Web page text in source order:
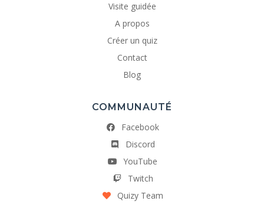
Visite guidée
A propos
Créer un quiz
Contact
Blog
COMMUNAUTÉ
Facebook
Discord
YouTube
Twitch
Quizy Team